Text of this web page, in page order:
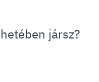
jársz?